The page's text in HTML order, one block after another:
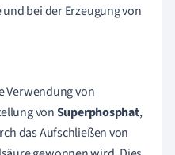
bei der Erzeugung von
Verwendung von
vonSuperphosphat,
das Aufschließen von